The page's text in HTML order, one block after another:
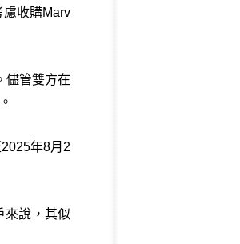
收購Marv
儘管雙方在
年8月2
來說，其似